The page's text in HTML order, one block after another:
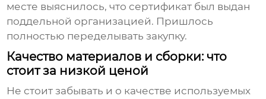
месте выяснилось, что сертификат был выдан
поддельной организацией. Пришлось
полностью переделывать закупку.
Качество материалов и сборки: что
стоит за низкой ценой
Не стоит забывать и о качестве используемых